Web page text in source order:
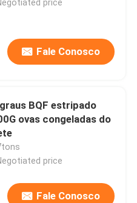
price
Fale Conosco
BQF estripado
ovas congeladas do
price
Fale Conosco